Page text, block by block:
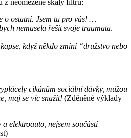
z neomezené škály filtrů:
o ostatní. Jsem tu pro vás! …
nemusela řešit svoje traumata.
když někdo zmíní “družstvo nebo
cikánům sociální dávky, můžou
maj se víc snažit! (Zděněné výklady
elektroauto, nejsem součástí